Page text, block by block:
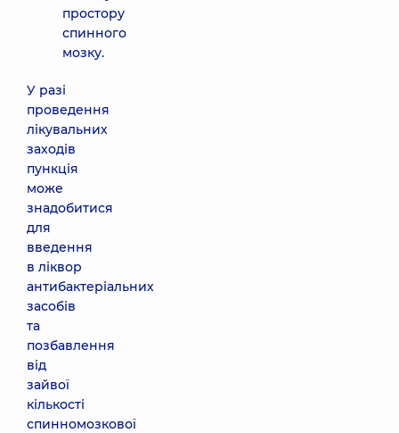
простору
спинного
мозку.
У разі
проведення
лікувальних
заходів
пункція
може
знадобитися
для
введення
в ліквор
антибактеріальних
засобів
та
позбавлення
від
зайвої
кількості
спинномозкової